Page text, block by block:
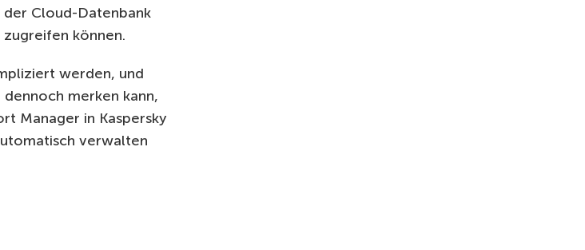
Cloud-Datenbank
können.
werden, und
merken kann,
Manager in Kaspersky
verwalten